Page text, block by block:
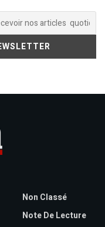
Non Classé
Note De Lecture